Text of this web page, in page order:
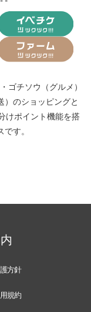
・ ゴチソウ（グルメ）
のショッピングと
けポイント機能を搭
す。
方針
規約